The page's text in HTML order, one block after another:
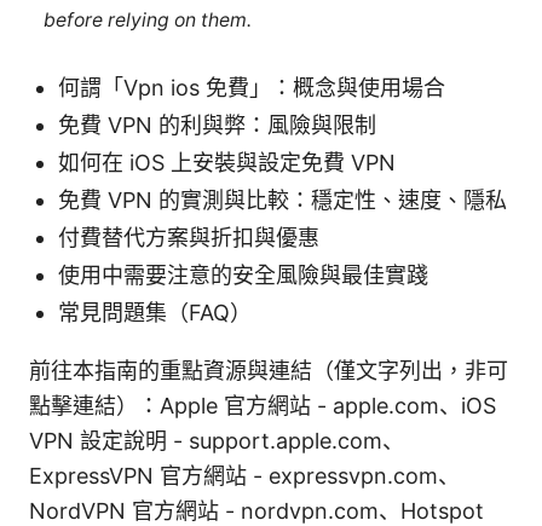
before relying on them.
何謂「Vpn ios 免費」：概念與使用場合
免費 VPN 的利與弊：風險與限制
如何在 iOS 上安裝與設定免費 VPN
免費 VPN 的實測與比較：穩定性、速度、隱私
付費替代方案與折扣與優惠
使用中需要注意的安全風險與最佳實踐
常見問題集（FAQ）
前往本指南的重點資源與連結（僅文字列出，非可
點擊連結）：Apple 官方網站 - apple.com、iOS
VPN 設定說明 - support.apple.com、
ExpressVPN 官方網站 - expressvpn.com、
NordVPN 官方網站 - nordvpn.com、Hotspot